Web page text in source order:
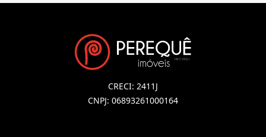
CRECI: 2411J
CNPJ: 06893261000164